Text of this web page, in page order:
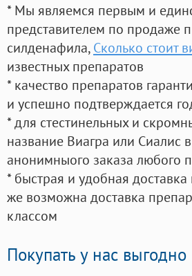
* Мы являемся первым и
представителем по продаже
силденафила, Сколько стоит
известных препаратов
* качество препаратов
и успешно подтверждается
* для стестинельных и
название Виагра или Сиалис
анонимныого заказа любого
* быстрая и удобная
же возможна доставка
классом
Покупать у нас выгодно